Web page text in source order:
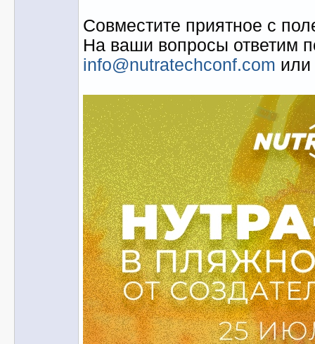
Совместите приятное с
На ваши вопросы ответим
info@nutratechconf.com или